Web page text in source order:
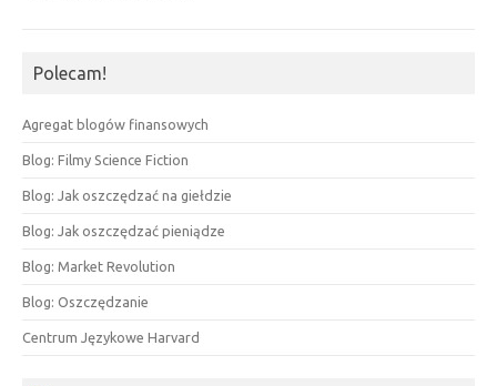
Polecam!
Agregat blogów finansowych
Blog: Filmy Science Fiction
Blog: Jak oszczędzać na giełdzie
Blog: Jak oszczędzać pieniądze
Blog: Market Revolution
Blog: Oszczędzanie
Centrum Językowe Harvard